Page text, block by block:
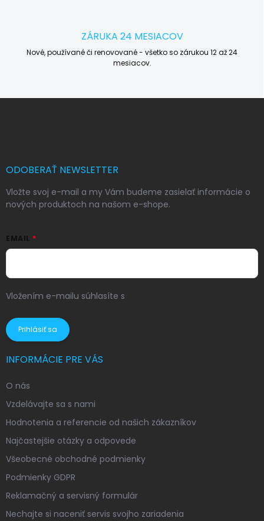
ZÁRUKA 24 MESIACOV
Nové, používané či renovované - všetko so zárukou 12 až 24
mesiacov.
ODOBERAŤ NEWSLETTER
Vložte svoj e-mail a my Vám budeme zasielať informácie o
nových produktoch na našom e-shope.
EMAIL
Vložením e-mailu súhlasíte s
Prihlásiť sa
INFORMÁCIE PRE VÁS
O nás
Vzdelávajte sa s nami
Hodnotenia a referencie od našich zákazníkov
Najčastejšie otázky a odpovede
Všeobecné obchodné podmienky
Podmienky GDPR
Reklamačný a servisný formulár
Nechajte si naceniť servis svojho zariadenia